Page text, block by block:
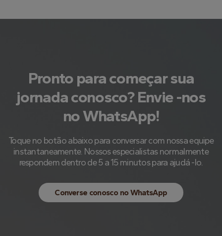
Pronto para começar sua
jornada conosco? Envie -nos
no WhatsApp!
Toque no botão abaixo para conversar com nossa equipe
instantaneamente. Nossos especialistas normalmente
respondem dentro de 5 a 15 minutos para ajudá -lo.
Converse conosco no WhatsApp